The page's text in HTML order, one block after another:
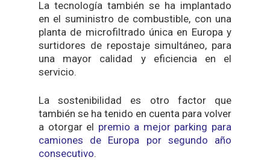
La tecnología también se ha implantado
en el suministro de combustible, con una
planta de microfiltrado única en Europa y
surtidores de repostaje simultáneo, para
una mayor calidad y eficiencia en el
servicio.
La sostenibilidad es otro factor que
también se ha tenido en cuenta para volver
a otorgar el premio a mejor parking para
camiones de Europa por segundo año
consecutivo.